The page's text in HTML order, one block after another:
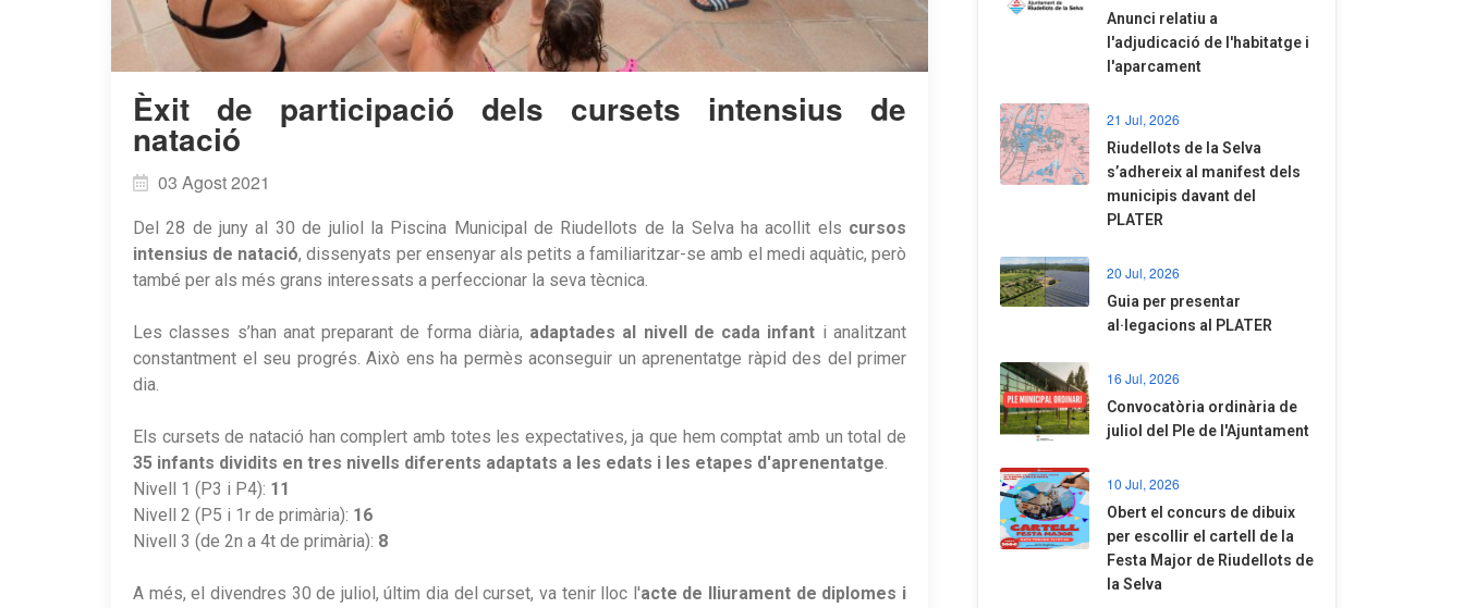
Èxit de participació dels cursets intensius de
natació
03 Agost 2021
Del 28 de juny al 30 de juliol la Piscina Municipal de Riudellots de la Selva ha acollit els cursos
intensius de natació, dissenyats per ensenyar als petits a familiaritzar-se amb el medi aquàtic, però
també per als més grans interessats a perfeccionar la seva tècnica.
Les classes s’han anat preparant de forma diària, adaptades al nivell de cada infant i analitzant
constantment el seu progrés. Això ens ha permès aconseguir un aprenentatge ràpid des del primer
dia.
Els cursets de natació han complert amb totes les expectatives, ja que hem comptat amb un total de
35 infants dividits en tres nivells diferents adaptats a les edats i les etapes d'aprenentatge.
Nivell 1 (P3 i P4): 11
Nivell 2 (P5 i 1r de primària): 16
Nivell 3 (de 2n a 4t de primària): 8
A més, el divendres 30 de juliol, últim dia del curset, va tenir lloc l'acte de lliurament de diplomes i
Anunci relatiu a
l'adjudicació de l'habitatge i
l'aparcament
21 Jul, 2026
Riudellots de la Selva
s’adhereix al manifest dels
municipis davant del
PLATER
20 Jul, 2026
​Guia per presentar
al·legacions al PLATER
16 Jul, 2026
Convocatòria ordinària de
juliol del Ple de l'Ajuntament
10 Jul, 2026
​Obert el concurs de dibuix
per escollir el cartell de la
Festa Major de Riudellots de
la Selva